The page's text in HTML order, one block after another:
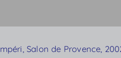
Salon de Provence,